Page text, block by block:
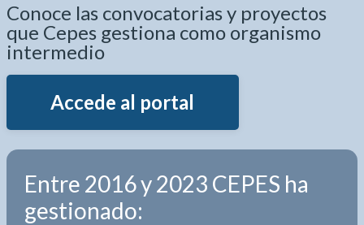
Conoce las convocatorias y proyectos
que Cepes gestiona como organismo
intermedio
Accede al portal
Entre 2016 y 2023 CEPES ha
gestionado: